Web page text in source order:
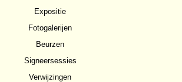
Expositie
Fotogalerijen
Beurzen
Signeersessies
Verwijzingen